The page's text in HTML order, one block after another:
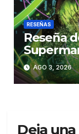
RESEÑAS
Reseña
AGO 3, 2026
Deja